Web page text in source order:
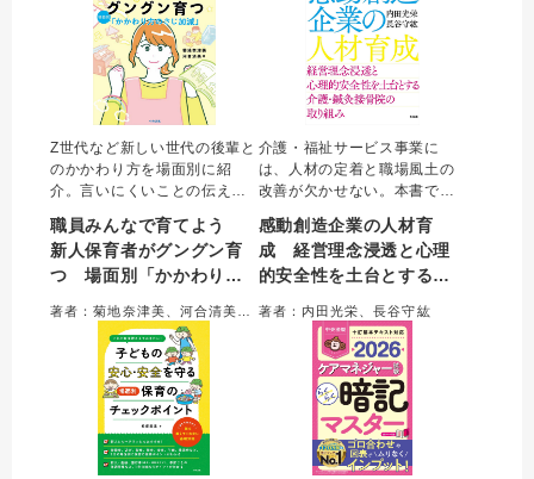
Z世代など新しい世代の後輩と
のかかわり方を場面別に紹
介。言いにくいことの伝え方
梅の関係づくりが学べる。主
任だけでなく全職員が育成を
意識するきっかけとなる実用
職員みんなで育てよう
新人保育者がグングン育
つ 場面別「かかわり方
のさじ加減」
介護・福祉サービス事業に
は、人材の定着と職場風土の
改善が欠かせない。本書で
する栄光会の取り組みから、
良好な人間関係と組織の高い
成果を両立して経営理念を実
ーの成長事例を紹介。
感動創造企業の人材育
成 経営理念浸透と心理
的安全性を土台とする介
み
著者：内田光栄、長谷守紘